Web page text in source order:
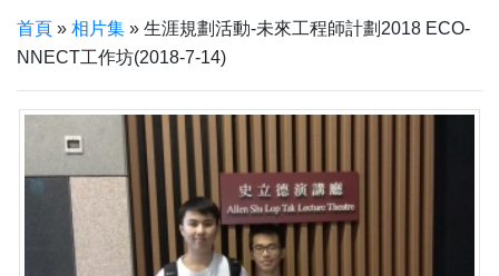
首頁 » 相片集 » 生涯規劃活動-未來工程師計劃2018 ECO-
NNECT工作坊(2018-7-14)